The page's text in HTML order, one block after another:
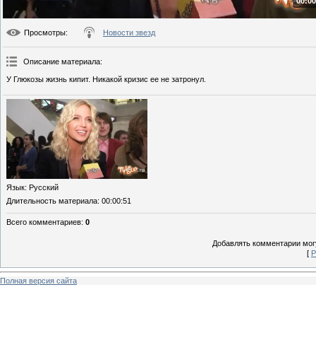
Просмотры: Новости звезд
Описание материала:
У Глюкозы жизнь кипит. Никакой кризис ее не затронул.
Язык: Русский
Длительность материала: 00:00:51
Всего комментариев: 0
Добавлять комментарии
[
Полная версия сайта